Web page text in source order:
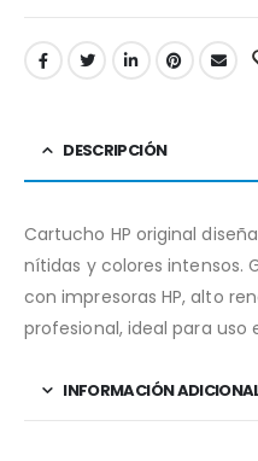
DESCRIPCIÓN
Cartucho HP original
nítidas y colores intensos.
con impresoras HP, alto
profesional, ideal para uso
INFORMACIÓN